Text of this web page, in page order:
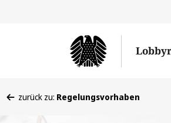
befinden
zurück zu: Regelungsvorhaben